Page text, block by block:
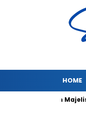
HOME
Pimpin Majelis Syuro